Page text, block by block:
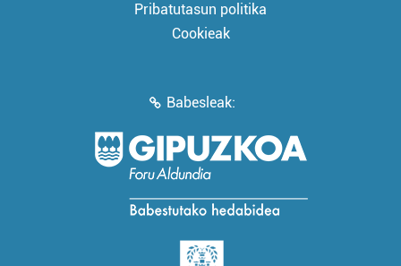
Pribatutasun politika
Cookieak
Babesleak: